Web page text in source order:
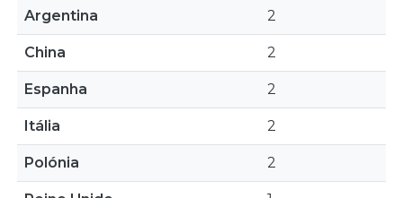
Argentina 2
China 2
Espanha 2
Itália 2
Polónia 2